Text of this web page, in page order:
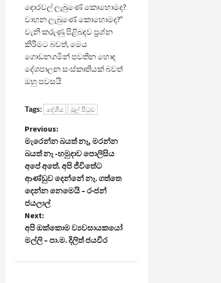
දොරවල් ලැබුණේ කොහොමද?
වාහන ලැබුණේ කොහොමද?”
වැනි කරුණු පිළිබඳව ප්‍රශ්න
කිරීමට බවත්, මෙය
ගොඩනගමින් පවතින හොඳ
දේශපාලන සංස්කෘතියක් බවත්
ඔහු පවසයි
Tags: දේශීය මුල් පිටුව
P
o
s
t
n
a
Previous:
මැරෙන්න බයත් නෑ, මරන්න
බයත් නෑ -හමුදාව පොලිසිය
අපේ අතේ. අපි ජීවිතේට
ආණ්ඩුව දෙන්නේ නෑ. ගත්තෙ
දෙන්න නෙමෙයි – රංජන්
ජයලාල්
Next:
අපි ඔක්කොම ව්‍යවසායකයෝ
මල්ලි – පා.ම. දිලිත් ජයවීර